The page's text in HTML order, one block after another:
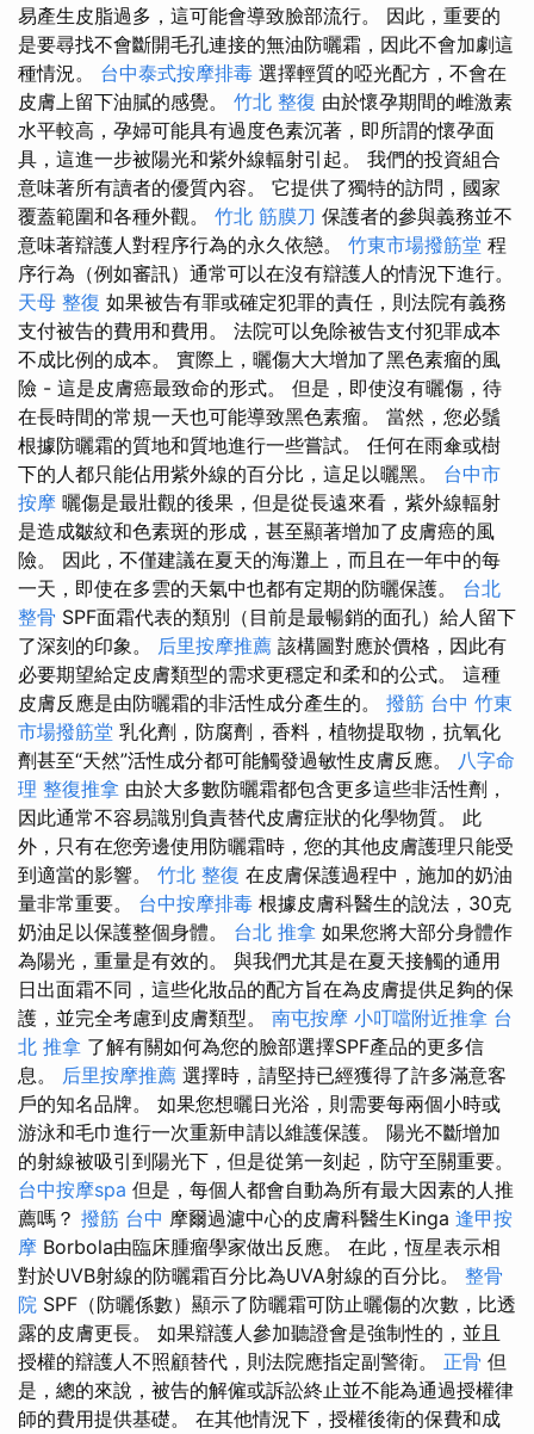
易產生皮脂過多，這可能會導致臉部流行。 因此，重要的
是要尋找不會斷開毛孔連接的無油防曬霜，因此不會加劇這
種情況。 台中泰式按摩排毒 選擇輕質的啞光配方，不會在
皮膚上留下油膩的感覺。 竹北 整復 由於懷孕期間的雌激素
水平較高，孕婦可能具有過度色素沉著，即所謂的懷孕面
具，這進一步被陽光和紫外線輻射引起。 我們的投資組合
意味著所有讀者的優質內容。 它提供了獨特的訪問，國家
覆蓋範圍和各種外觀。 竹北 筋膜刀 保護者的參與義務並不
意味著辯護人對程序行為的永久依戀。 竹東市場撥筋堂 程
序行為（例如審訊）通常可以在沒有辯護人的情況下進行。
天母 整復 如果被告有罪或確定犯罪的責任，則法院有義務
支付被告的費用和費用。 法院可以免除被告支付犯罪成本
不成比例的成本。 實際上，曬傷大大增加了黑色素瘤的風
險 - 這是皮膚癌最致命的形式。 但是，即使沒有曬傷，待
在長時間的常規一天也可能導致黑色素瘤。 當然，您必鬚
根據防曬霜的質地和質地進行一些嘗試。 任何在雨傘或樹
下的人都只能佔用紫外線的百分比，這足以曬黑。 台中市
按摩 曬傷是最壯觀的後果，但是從長遠來看，紫外線輻射
是造成皺紋和色素斑的形成，甚至顯著增加了皮膚癌的風
險。 因此，不僅建議在夏天的海灘上，而且在一年中的每
一天，即使在多雲的天氣中也都有定期的防曬保護。 台北
整骨 SPF面霜代表的類別（目前是最暢銷的面孔）給人留下
了深刻的印象。 后里按摩推薦 該構圖對應於價格，因此有
必要期望給定皮膚類型的需求更穩定和柔和的公式。 這種
皮膚反應是由防曬霜的非活性成分產生的。 撥筋 台中 竹東
市場撥筋堂 乳化劑，防腐劑，香料，植物提取物，抗氧化
劑甚至“天然”活性成分都可能觸發過敏性皮膚反應。 八字命
理 整復推拿 由於大多數防曬霜都包含更多這些非活性劑，
因此通常不容易識別負責替代皮膚症狀的化學物質。 此
外，只有在您旁邊使用防曬霜時，您的其他皮膚護理只能受
到適當的影響。 竹北 整復 在皮膚保護過程中，施加的奶油
量非常重要。 台中按摩排毒 根據皮膚科醫生的說法，30克
奶油足以保護整個身體。 台北 推拿 如果您將大部分身體作
為陽光，重量是有效的。 與我們尤其是在夏天接觸的通用
日出面霜不同，這些化妝品的配方旨在為皮膚提供足夠的保
護，並完全考慮到皮膚類型。 南屯按摩 小叮噹附近推拿 台
北 推拿 了解有關如何為您的臉部選擇SPF產品的更多信
息。 后里按摩推薦 選擇時，請堅持已經獲得了許多滿意客
戶的知名品牌。 如果您想曬日光浴，則需要每兩個小時或
游泳和毛巾進行一次重新申請以維護保護。 陽光不斷增加
的射線被吸引到陽光下，但是從第一刻起，防守至關重要。
台中按摩spa 但是，每個人都會自動為所有最大因素的人推
薦嗎？ 撥筋 台中 摩爾過濾中心的皮膚科醫生Kinga 逢甲按
摩 Borbola由臨床腫瘤學家做出反應。 在此，恆星表示相
對於UVB射線的防曬霜百分比為UVA射線的百分比。 整骨
院 SPF（防曬係數）顯示了防曬霜可防止曬傷的次數，比透
露的皮膚更長。 如果辯護人參加聽證會是強制性的，並且
授權的辯護人不照顧替代，則法院應指定副警衛。 正骨 但
是，總的來說，被告的解僱或訴訟終止並不能為通過授權律
師的費用提供基礎。 在其他情況下，授權後衛的保費和成